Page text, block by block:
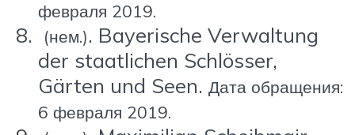
февраля 2019.
(нем.). Bayerische Verwaltung
der staatlichen Schlösser,
Gärten und Seen. Дата обращения:
6 февраля 2019.